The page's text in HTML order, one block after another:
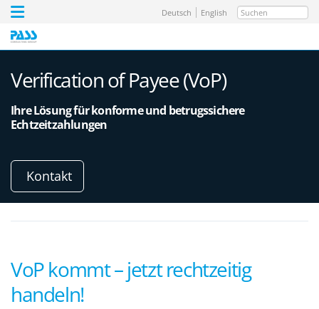
Suchen
Deutsch English
Verification of Payee (VoP)
Ihre Lösung für konforme und betrugssichere
Echtzeitzahlungen
Kontakt
VoP kommt – jetzt rechtzeitig
handeln!